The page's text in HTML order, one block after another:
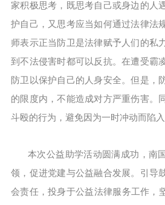
家积极思考，既思考自己或身边的人
护自己，又思考应当如何通过法律法
师表示正当防卫是法律赋予人们的私
到不法侵害时都可以反抗。在遭受霸
防卫以保护自己的人身安全。但是，
的限度内，不能造成对方严重伤害。
斗殴的行为，避免因为一时冲动而陷入
本次公益助学活动圆满成功，南
领，促进党建与公益融合发展。引导
会责任，投身于公益法律服务工作，